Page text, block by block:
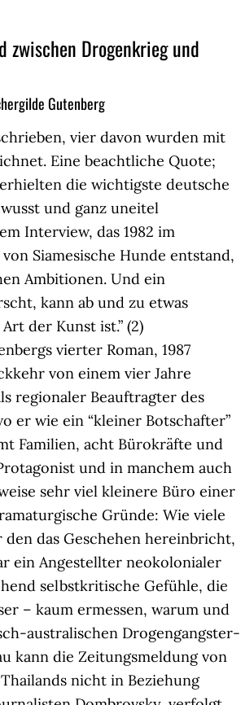
zwischen Drogenkrieg und
Gutenberg
vier davon wurden mit
Eine beachtliche Quote;
die wichtigste deutsche
und ganz uneitel
Interview, das 1982 im
Siamesische Hunde entstand,
Ambitionen. Und ein
kann ab und zu etwas
der Kunst ist.” (2)
vierter Roman, 1987
von einem vier Jahre
regionaler Beauftragter des
er wie ein “kleiner Botschafter”
Familien, acht Bürokräfte und
und in manchem auch
sehr viel kleinere Büro einer
Gründe: Wie viele
das Geschehen hereinbricht,
ein Angestellter neokolonialer
selbstkritische Gefühle, die
– kaum ermessen, warum und
australischen Drogengangster-
kann die Zeitungsmeldung von
nicht in Beziehung